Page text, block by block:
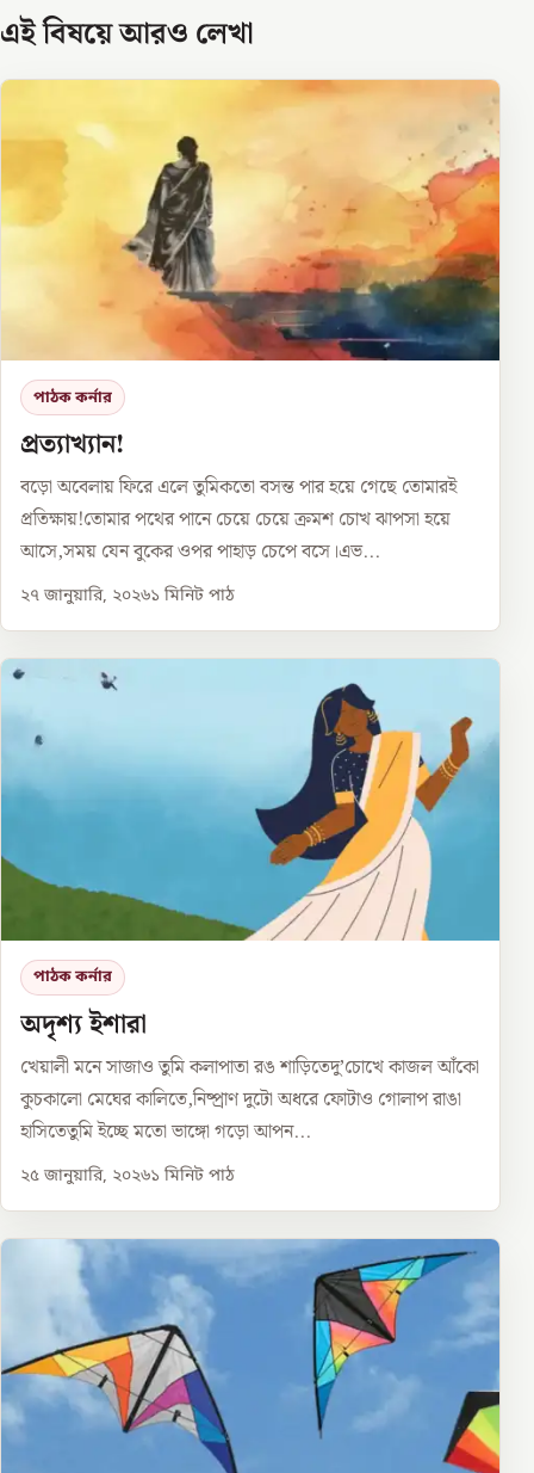
এই বিষয়ে আরও লেখা
পাঠক কর্নার
প্রত্যাখ্যান!
বড়ো অবেলায় ফিরে এলে তুমিকতো বসন্ত পার হয়ে গেছে তোমারই
প্রতিক্ষায়!তোমার পথের পানে চেয়ে চেয়ে ক্রমশ চোখ ঝাপসা হয়ে
আসে,সময় যেন বুকের ওপর পাহাড় চেপে বসে।এভ...
২৭ জানুয়ারি, ২০২৬১ মিনিট পাঠ
পাঠক কর্নার
অদৃশ্য ইশারা
খেয়ালী মনে সাজাও তুমি কলাপাতা রঙ শাড়িতেদু’চোখে কাজল আঁকো
কুচকালো মেঘের কালিতে,নিষ্প্রাণ দুটো অধরে ফোটাও গোলাপ রাঙা
হাসিতেতুমি ইচ্ছে মতো ভাঙ্গো গড়ো আপন...
২৫ জানুয়ারি, ২০২৬১ মিনিট পাঠ